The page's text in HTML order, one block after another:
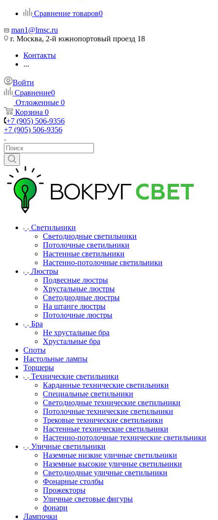
Сравнение товаров0
man1@lmsc.ru
г. Москва, 2-й южнопортовый проезд 18
Контакты
...
Войти
Сравнение0
Отложенные 0
Корзина 0
+7 (905) 506-9356
+7 (905) 506-9356
Светильники
Светодиодные светильники
Потолочные светильники
Настенные светильники
Настенно-потолочные светильники
Люстры
Подвесные люстры
Хрустальные люстры
Светодиодные люстры
На штанге люстры
Потолочные люстры
Бра
Не хрустальные бра
Хрустальные бра
Споты
Настольные лампы
Торшеры
Технические светильники
Карданные технические светильники
Специальные светильники
Светодиодные технические светильники
Потолочные технические светильники
Трековые технические светильники
Настенные технические светильники
Настенно-потолочные технические светильники
Уличные светильники
Наземные низкие уличные светильники
Наземные высокие уличные светильники
Светодиодные уличные светильники
Фонарные столбы
Прожекторы
Уличные световые фигуры
фонари
Лампочки